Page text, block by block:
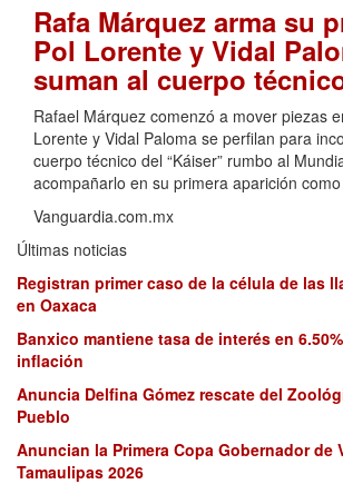
Rafa Márquez arma su
Pol Lorente y Vidal
suman al cuerpo
Rafael Márquez comenzó a mover piezas
Lorente y Vidal Paloma se perfilan para
cuerpo técnico del “Káiser” rumbo al
acompañarlo en su primera aparición
Vanguardia.com.mx
Últimas noticias
Registran primer caso de la célula de las
en Oaxaca
Banxico mantiene tasa de interés en
inflación
Anuncia Delfina Gómez rescate del
Pueblo
Anuncian la Primera Copa Gobernador de
Tamaulipas 2026